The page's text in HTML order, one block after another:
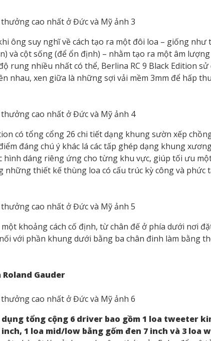
ông suy nghĩ về cách tạo ra một đôi loa – giống như
và cột sống (để ổn định) – nhằm tạo ra một âm
nhiều nhất có thể, Berlina RC 9 Black Edition sử
nhau, xen giữa là những sợi vải mềm 3mm để hấp
có tổng cổng 26 chi tiết dạng khung sườn xếp
đáng chú ý khác lá các tấp ghép dạng khung
dáng riêng ứng cho từng khu vực, giúp tối ưu
thiết kế thùng loa có cấu trúc kỳ công và phức
khoảng cách cố định, từ chân đế ở phía dưới nơi
với phần khung dưới bằng ba chân đinh làm bằng
Gauder
tổng cộng 6 driver bao gồm 1 loa tweeter
1 loa mid/low bằng gốm đen 7 inch và 3 loa